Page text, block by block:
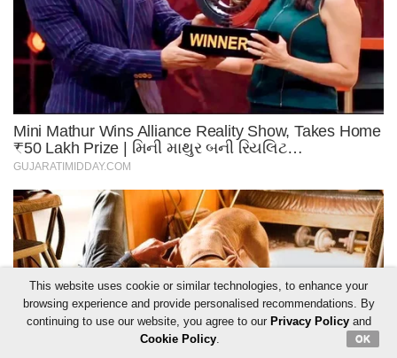
This website uses cookie or similar technologies, to enhance your
browsing experience and provide personalised recommendations. By
continuing to use our website, you agree to our Privacy Policyand
Cookie Policy. OK